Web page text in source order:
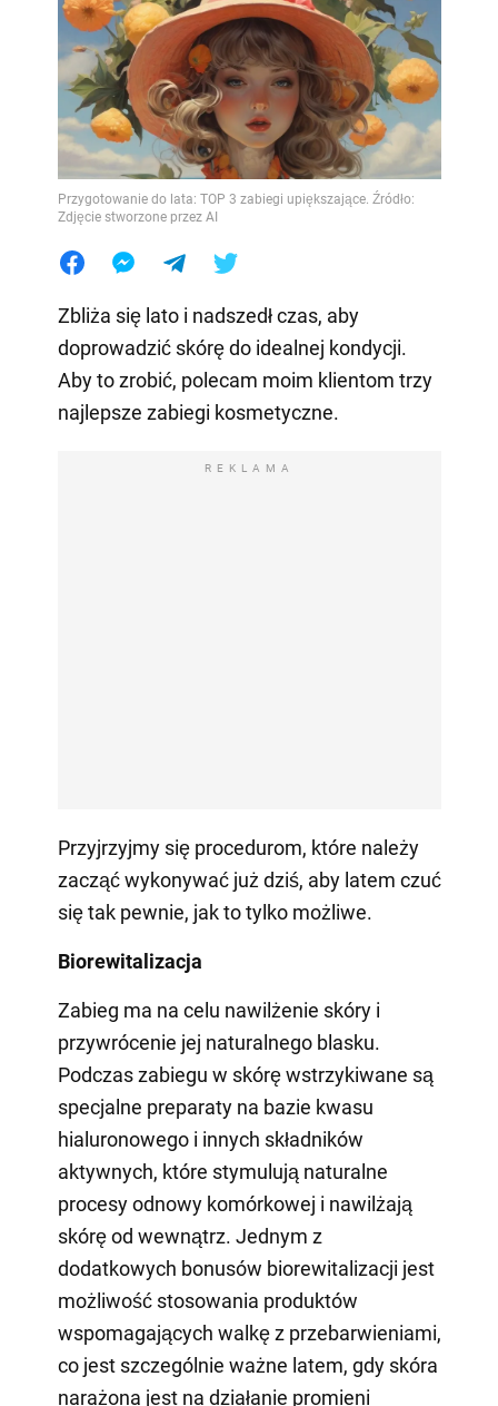
Przygotowanie do lata: TOP 3 zabiegi upiększające. Źródło:
Zdjęcie stworzone przez AI
Zbliża się lato i nadszedł czas, aby
doprowadzić skórę do idealnej kondycji.
Aby to zrobić, polecam moim klientom trzy
najlepsze zabiegi kosmetyczne.
REKLAMA
Przyjrzyjmy się procedurom, które należy
zacząć wykonywać już dziś, aby latem czuć
się tak pewnie, jak to tylko możliwe.
Biorewitalizacja
Zabieg ma na celu nawilżenie skóry i
przywrócenie jej naturalnego blasku.
Podczas zabiegu w skórę wstrzykiwane są
specjalne preparaty na bazie kwasu
hialuronowego i innych składników
aktywnych, które stymulują naturalne
procesy odnowy komórkowej i nawilżają
skórę od wewnątrz. Jednym z
dodatkowych bonusów biorewitalizacji jest
możliwość stosowania produktów
wspomagających walkę z przebarwieniami,
co jest szczególnie ważne latem, gdy skóra
narażona jest na działanie promieni